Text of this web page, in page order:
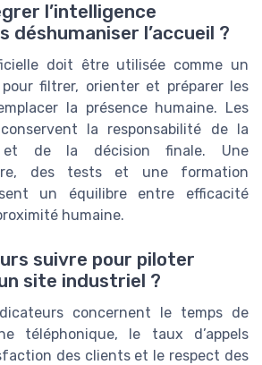
l’intelligence
déshumaniser l’accueil ?
doit être utilisée comme un
pour filtrer, orienter et préparer les
la présence humaine. Les
la responsabilité de la
et de la décision finale. Une
des tests et une formation
un équilibre entre efficacité
humaine.
suivre pour piloter
site industriel ?
concernent le temps de
téléphonique, le taux d’appels
des clients et le respect des